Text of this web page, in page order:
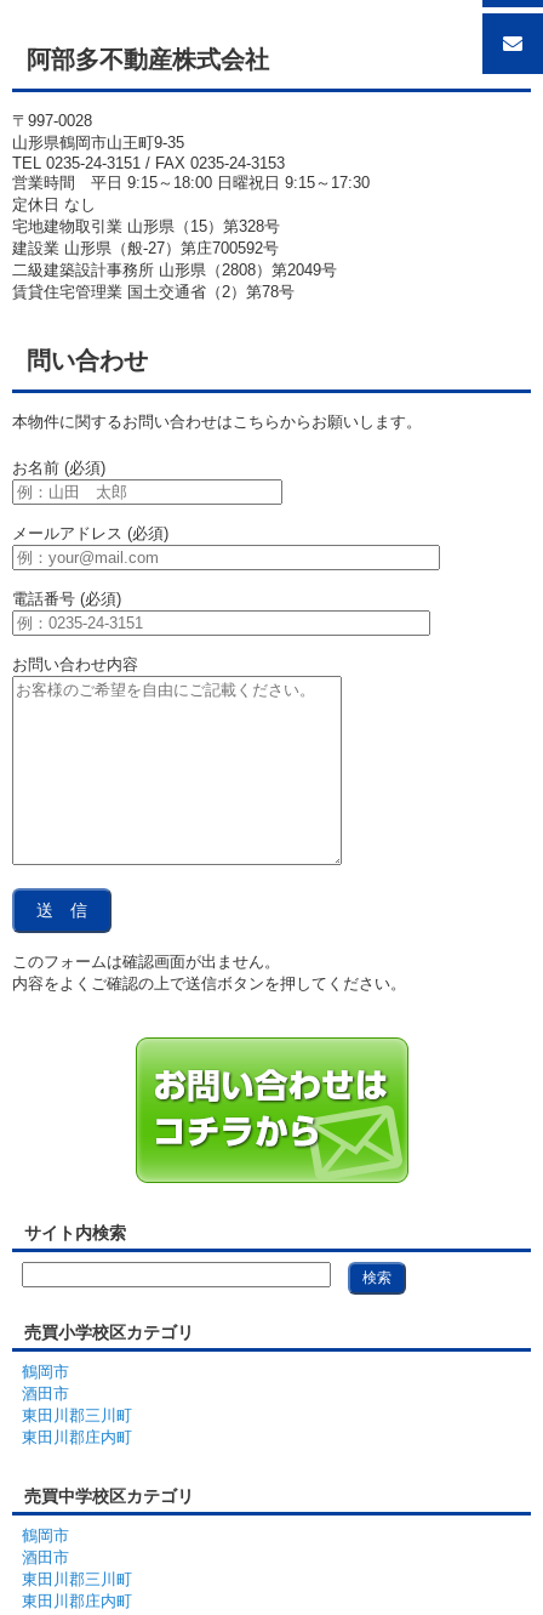
阿部多不動産株式会社
〒997-0028
山形県鶴岡市山王町9-35
TEL 0235-24-3151 / FAX 0235-24-3153
営業時間 平日 9:15～18:00 日曜祝日 9:15～17:30
定休日 なし
宅地建物取引業 山形県（15）第328号
建設業 山形県（般-27）第庄700592号
二級建築設計事務所 山形県（2808）第2049号
賃貸住宅管理業 国土交通省（2）第78号
問い合わせ
本物件に関するお問い合わせはこちらからお願いします。
お名前 (必須)
メールアドレス (必須)
電話番号 (必須)
お問い合わせ内容
このフォームは確認画面が出ません。
内容をよくご確認の上で送信ボタンを押してください。
サイト内検索
売買小学校区カテゴリ
鶴岡市
酒田市
東田川郡三川町
東田川郡庄内町
売買中学校区カテゴリ
鶴岡市
酒田市
東田川郡三川町
東田川郡庄内町